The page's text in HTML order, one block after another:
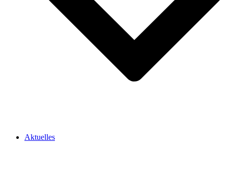
Aktuelles